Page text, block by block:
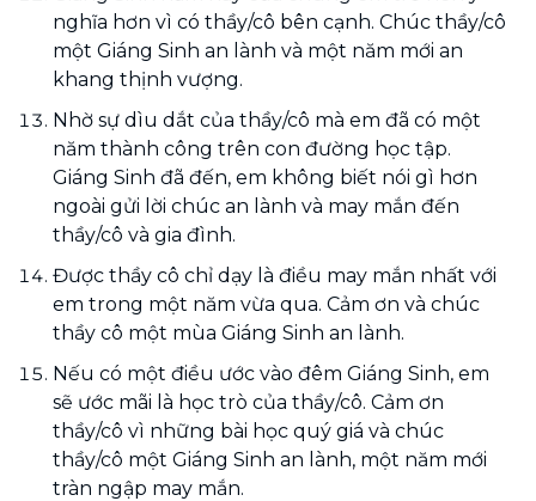
nghĩa hơn vì có thầy/cô bên cạnh. Chúc thầy/cô
một Giáng Sinh an lành và một năm mới an
khang thịnh vượng.
Nhờ sự dìu dắt của thầy/cô mà em đã có một
năm thành công trên con đường học tập.
Giáng Sinh đã đến, em không biết nói gì hơn
ngoài gửi lời chúc an lành và may mắn đến
thầy/cô và gia đình.
Được thầy cô chỉ dạy là điều may mắn nhất với
em trong một năm vừa qua. Cảm ơn và chúc
thầy cô một mùa Giáng Sinh an lành.
Nếu có một điều ước vào đêm Giáng Sinh, em
sẽ ước mãi là học trò của thầy/cô. Cảm ơn
thầy/cô vì những bài học quý giá và chúc
thầy/cô một Giáng Sinh an lành, một năm mới
tràn ngập may mắn.